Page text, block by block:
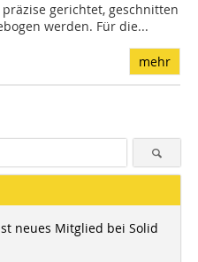
gerichtet, geschnitten
werden. Für die...
mehr
neues Mitglied bei Solid